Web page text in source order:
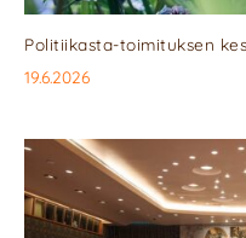
Politiikasta-toimituksen
19.6.2026